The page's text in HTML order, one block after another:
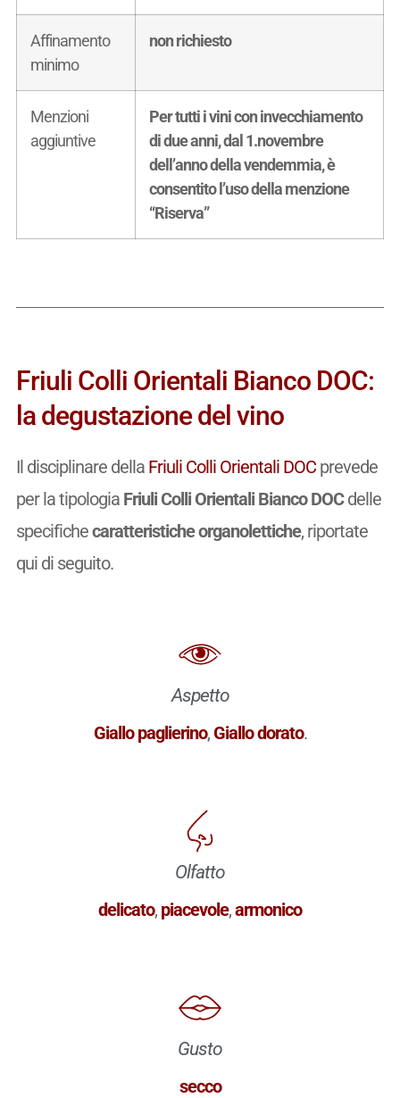
Affinamento
minimo
non richiesto
Menzioni
aggiuntive
Per tutti i vini con invecchiamento
di due anni, dal 1.novembre
dell’anno della vendemmia, è
consentito l’uso della menzione
“Riserva”
Friuli Colli Orientali Bianco DOC:
la degustazione del vino
Il disciplinare della Friuli Colli Orientali DOCprevede
per la tipologia Friuli Colli Orientali Bianco DOCdelle
specifichecaratteristiche organolettiche, riportate
qui di seguito.
Aspetto
Giallo paglierino, Giallo dorato.
Olfatto
delicato, piacevole,armonico
Gusto
secco